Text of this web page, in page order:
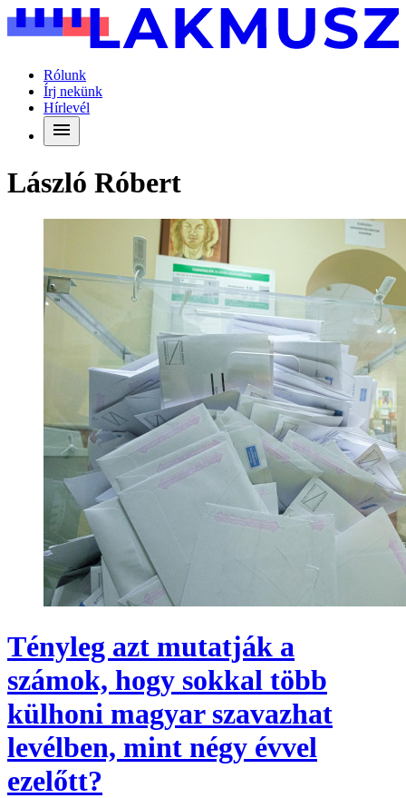
Rólunk
Írj nekünk
Hírlevél
László Róbert
Tényleg azt mutatják a
számok, hogy sokkal több
külhoni magyar szavazhat
levélben, mint négy évvel
ezelőtt?